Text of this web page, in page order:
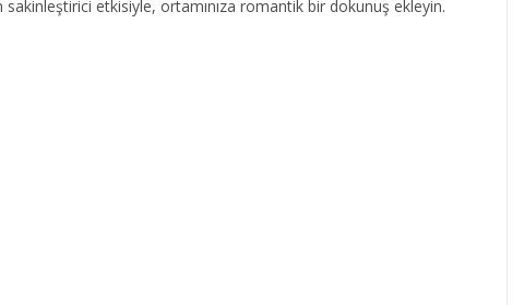
etkisiyle, ortamınıza romantik bir dokunuş ekleyin.